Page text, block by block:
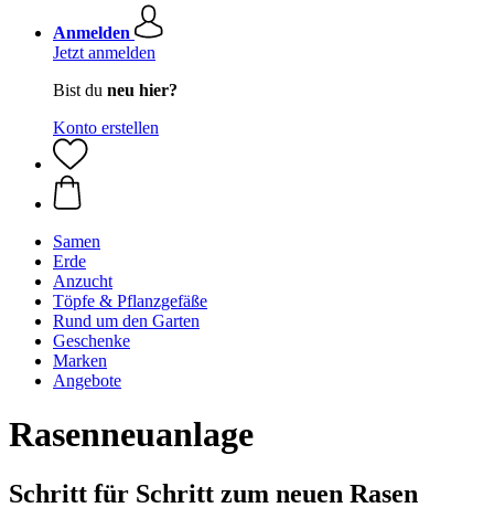
Anmelden
Jetzt anmelden
Bist du neu hier?
Konto erstellen
Samen
Erde
Anzucht
Töpfe & Pflanzgefäße
Rund um den Garten
Geschenke
Marken
Angebote
Rasenneuanlage
Schritt für Schritt zum neuen Rasen